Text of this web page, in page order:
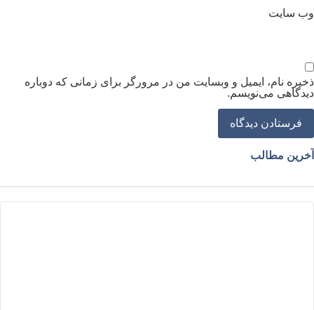
سایت
نام، ایمیل و وبسایت من در مرورگر برای زمانی که دوباره
می‌نویسم.
مطالب